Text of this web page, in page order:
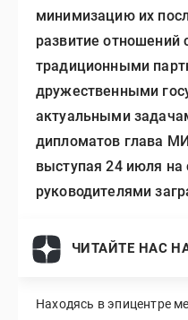
минимизацию их
развитие отношений
традиционными
дружественными
актуальными
дипломатов глава
выступая 24 июля на
руководителями
ЧИТАЙТЕ НАС НА
Находясь в эпицентре